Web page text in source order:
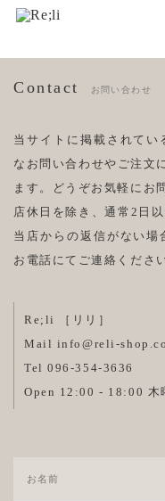
Contact お問い合わせ
当サイトに掲載されてい
なお問い合わせやご注文
ます。どうぞお気軽にお
店休日を除き、通常2日
当店からの返信がない場
お電話にてご連絡くださ
Re;li ［リリ］
Mail info@reli-
Tel 096-354-3636
Open 12:00 - 18:00 木